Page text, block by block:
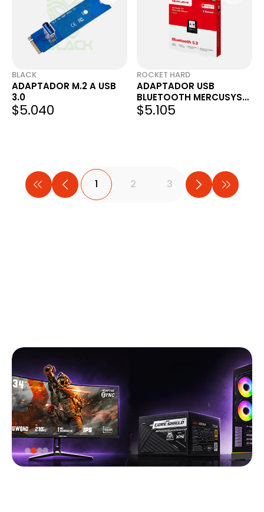
BLACK
ADAPTADOR M.2 A USB
3.0
$5.040
ROCKET HARD
ADAPTADOR USB
BLUETOOTH MERCUSYS
5.3 NANO MA530
$5.105
1 2 3